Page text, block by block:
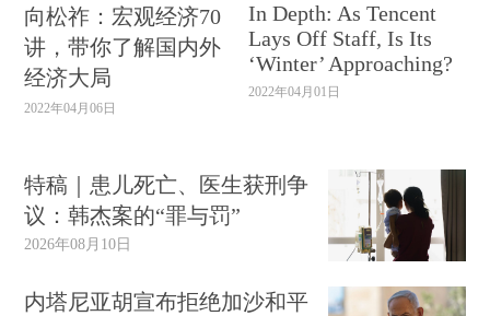
向松祚：宏观经济70
讲，带你了解国内外
经济大局
2022年04月06日
In Depth: As Tencent
Lays Off Staff, Is Its
‘Winter’ Approaching?
2022年04月01日
特稿｜患儿死亡、医生获刑争
议：韩杰案的“罪与罚”
2026年08月10日
内塔尼亚胡宣布拒绝加沙和平